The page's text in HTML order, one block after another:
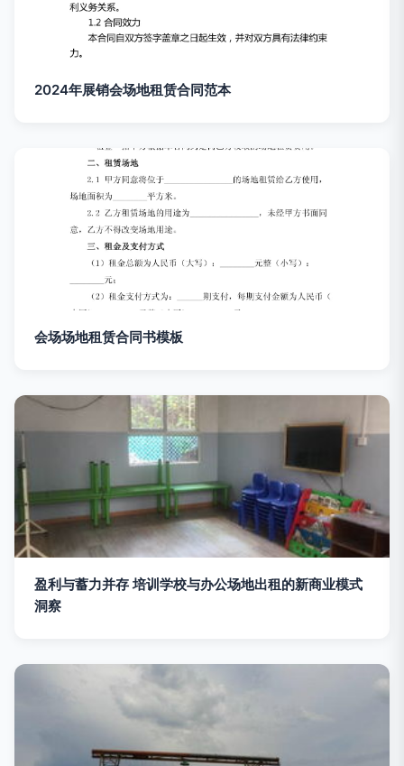
2024年展销会场地租赁合同范本
会场场地租赁合同书模板
盈利与蓄力并存 培训学校与办公场地出租的新商业模式
洞察